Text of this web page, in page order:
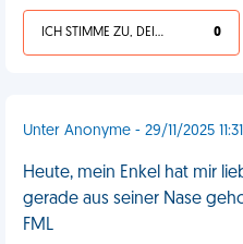
ICH STIMME ZU, DEIN LEBEN IST SCHEISSE 0
Unter Anonyme - 29/11/2025 11:31
Heute, mein Enkel hat mir
gerade aus seiner Nase
FML